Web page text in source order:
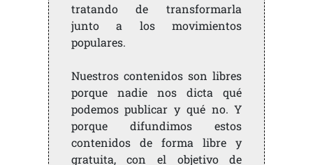
tratando de transformarla
junto a los movimientos
populares.
Nuestros contenidos son libres
porque nadie nos dicta qué
podemos publicar y qué no. Y
porque difundimos estos
contenidos de forma libre y
gratuita, con el objetivo de